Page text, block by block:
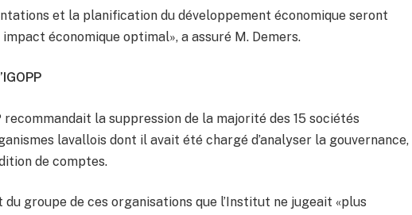
et la planification du développement économique seront
économique optimal», a assuré M. Demers.
recommandait la suppression de la majorité des 15 sociétés
lavallois dont il avait été chargé d’analyser la gouvernance,
de comptes.
du groupe de ces organisations que l’Institut ne jugeait «plus